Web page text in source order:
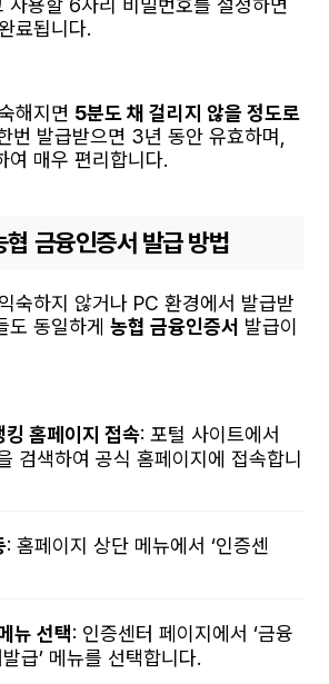
사용할 6자리 비밀번호를 설정하면
료됩니다.
해지면 5분도 채 걸리지 않을 정도로
번 발급받으면 3년 동안 유효하며,
여 매우 편리합니다.
금융인증서 발급 방법
숙하지 않거나 PC 환경에서 발급받
도 동일하게 농협 금융인증서 발급이
킹 홈페이지 접속: 포털 사이트에서
검색하여 공식 홈페이지에 접속합니
: 홈페이지 상단 메뉴에서 ‘인증센
뉴 선택: 인증센터 페이지에서 ‘금융
급’ 메뉴를 선택합니다.